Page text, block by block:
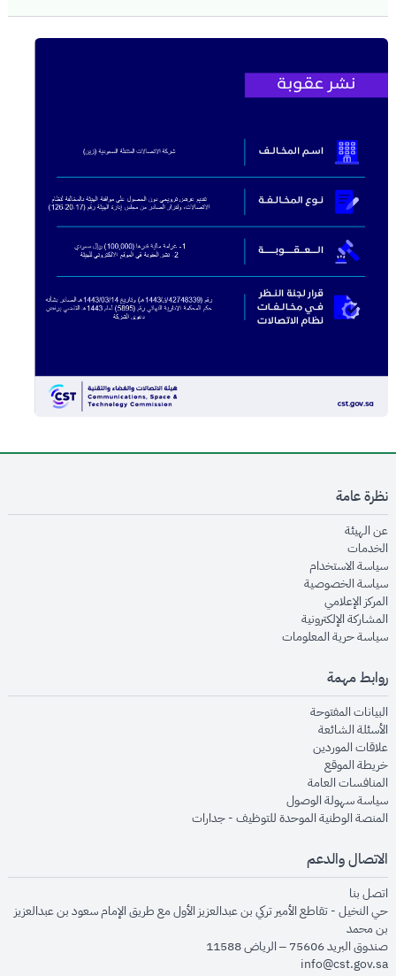
نظرة عامة
عن الهيئةopens in new window
الخدماتopens in new window
سياسة الاستخدام
سياسة الخصوصيةopens in new window
المركز الإعلاميopens in new window
المشاركة الإلكترونيةopens in new window
سياسة حرية المعلوماتopens in new window
روابط مهمة
البيانات المفتوحةopens in new window
الأسئلة الشائعةopens in new window
علاقات الموردينopens in new window
خريطة الموقعopens in new window
المنافسات العامةopens in new window
سياسة سهولة الوصولopens in new window
المنصة الوطنية الموحدة للتوظيف - جداراتopens in new window
الاتصال والدعم
اتصل بنا
حي النخيل - تقاطع الأمير تركي بن عبدالعزيز الأول مع طريق الإمام سعود بن عبدالعزيز
بن محمد
صندوق البريد 75606 – الرياض 11588
info@cst.gov.sa